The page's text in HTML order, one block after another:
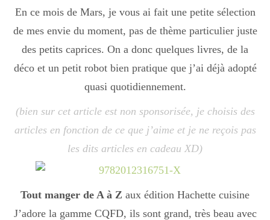
Apéro
Entrée
plats
En ce mois de Mars, je vous ai fait une petite sélection
de mes envie du moment, pas de thème particulier juste
des petits caprices. On a donc quelques livres, de la
déco et un petit robot bien pratique que j’ai déjà adopté
quasi quotidiennement.
(bien sur cet article est non sponsorisée, je choisis des
articles en fonction de ce que j’aime et je ne reçois pas
les dits articles en cadeau XD)
Tout manger de A à Z aux édition Hachette cuisine
J’adore la gamme CQFD, ils sont grand, très beau avec